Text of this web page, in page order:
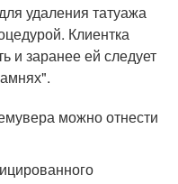
удаления татуажа
Клиентка
и заранее ей следует
можно отнести